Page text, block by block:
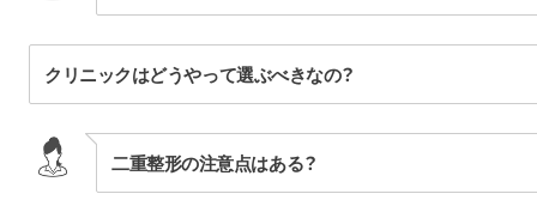
クリニックはどうやって選ぶべきなの？
二重整形の注意点はある？